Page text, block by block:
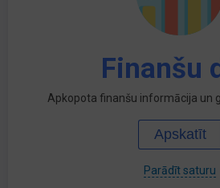
Finanšu
Apkopota finanšu informācija un
Apskatīt
Parādīt saturu